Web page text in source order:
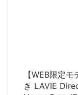
【WEB限定
き LAVIE